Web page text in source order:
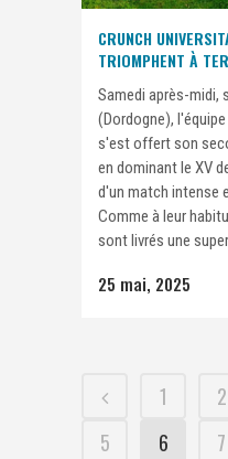
CRUNCH
TRIOMPHENT À
Samedi après-midi,
(Dordogne),
s'est offert son
en dominant le XV
d'un match intense
Comme à leur
sont livrés une
25 mai, 2025
1 2
5
6 7